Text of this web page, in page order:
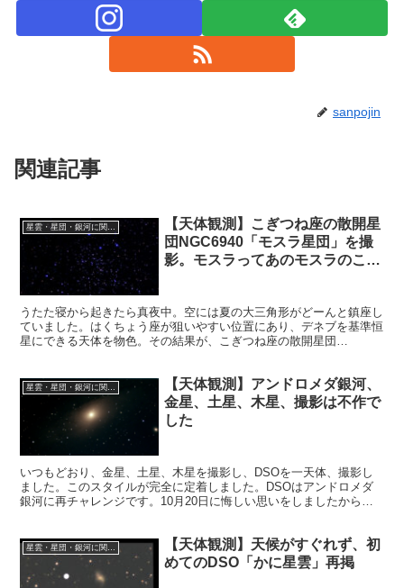
sanpojin
関連記事
【天体観測】こぎつね座の散開星
団NGC6940「モスラ星団」を撮
影。モスラってあのモスラのこ
うたた寝から起きたら真夜中。空には夏の大三角形がどーんと鎮座し
ていました。はくちょう座が狙いやすい位置にあり、デネブを基準恒
星にできる天体を物色。その結果が、こぎつね座の散開星団
【天体観測】アンドロメダ銀河、
金星、土星、木星、撮影は不作で
した
いつもどおり、金星、土星、木星を撮影し、DSOを一天体、撮影し
ました。このスタイルが完全に定着しました。DSOはアンドロメダ
銀河に再チャレンジです。10月20日に悔しい思いをしましたから、
【天体観測】天候がすぐれず、初
めてのDSO「かに星雲」再掲